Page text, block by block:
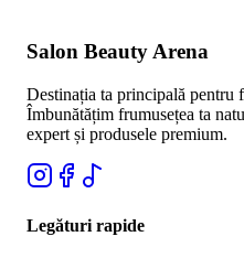
Salon Beauty Arena
Destinația ta principală pentru
Îmbunătățim frumusețea ta
expert și produsele premium.
Legături rapide